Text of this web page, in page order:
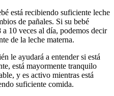
está recibiendo suficiente leche
de pañales. Si su bebé
10 veces al día, podemos decir
de la leche materna.
le ayudará a entender si está
está mayormente tranquilo
y es activo mientras está
suficiente comida.